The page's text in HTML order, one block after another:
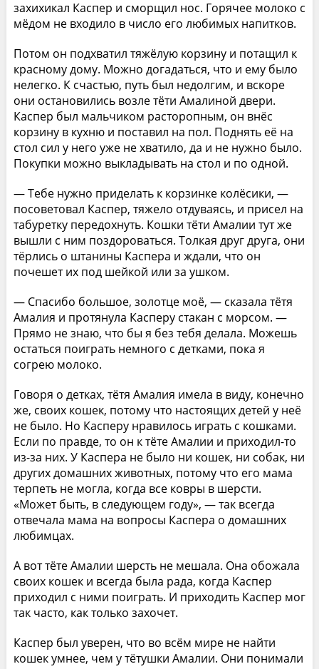
захихикал Каспер и сморщил нос. Горячее молоко с
мёдом не входило в число его любимых напитков.
Потом он подхватил тяжёлую корзину и потащил к
красному дому. Можно догадаться, что и ему было
нелегко. К счастью, путь был недолгим, и вскоре
они остановились возле тёти Амалиной двери.
Каспер был мальчиком расторопным, он внёс
корзину в кухню и поставил на пол. Поднять её на
стол сил у него уже не хватило, да и не нужно было.
Покупки можно выкладывать на стол и по одной.
— Тебе нужно приделать к корзинке колёсики, —
посоветовал Каспер, тяжело отдуваясь, и присел на
табуретку передохнуть. Кошки тёти Амалии тут же
вышли с ним поздороваться. Толкая друг друга, они
тёрлись о штанины Каспера и ждали, что он
почешет их под шейкой или за ушком.
— Спасибо большое, золотце моё, — сказала тётя
Амалия и протянула Касперу стакан с морсом. —
Прямо не знаю, что бы я без тебя делала. Можешь
остаться поиграть немного с детками, пока я
согрею молоко.
Говоря о детках, тётя Амалия имела в виду, конечно
же, своих кошек, потому что настоящих детей у неё
не было. Но Касперу нравилось играть с кошками.
Если по правде, то он к тёте Амалии и приходил-то
из-за них. У Каспера не было ни кошек, ни собак, ни
других домашних животных, потому что его мама
терпеть не могла, когда все ковры в шерсти.
«Может быть, в следующем году», — так всегда
отвечала мама на вопросы Каспера о домашних
любимцах.
А вот тёте Амалии шерсть не мешала. Она обожала
своих кошек и всегда была рада, когда Каспер
приходил с ними поиграть. И приходить Каспер мог
так часто, как только захочет.
Каспер был уверен, что во всём мире не найти
кошек умнее, чем у тётушки Амалии. Они понимали